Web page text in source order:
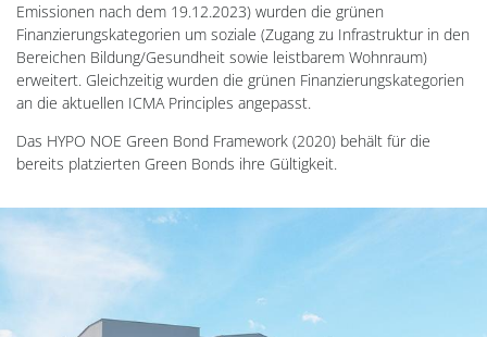
Emissionen nach dem 19.12.2023) wurden die grünen
Finanzierungskategorien um soziale (Zugang zu Infrastruktur in den
Bereichen Bildung/Gesundheit sowie leistbarem Wohnraum)
erweitert. Gleichzeitig wurden die grünen Finanzierungskategorien
an die aktuellen ICMA Principles angepasst.
Das HYPO NOE Green Bond Framework (2020) behält für die
bereits platzierten Green Bonds ihre Gültigkeit.